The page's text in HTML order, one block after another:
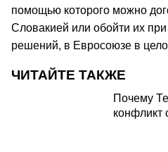
помощью которого можно
Словакией или обойти их
решений, в Евросоюзе в
ЧИТАЙТЕ ТАКЖЕ
Почему
конфликт